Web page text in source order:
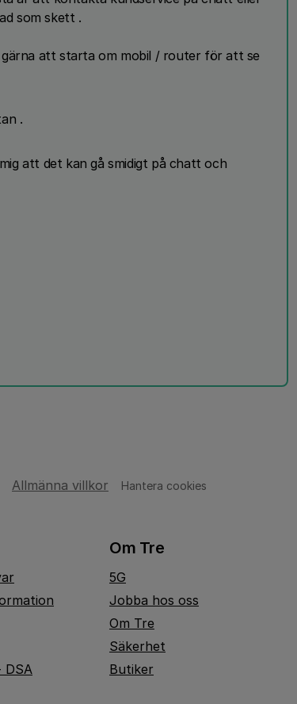
som skett .
att starta om mobil / router för att se
.
att det kan gå smidigt på chatt och
Allmänna villkor Hantera cookies
DSA
Om Tre
5G
Jobba hos oss
Om Tre
Säkerhet
Butiker